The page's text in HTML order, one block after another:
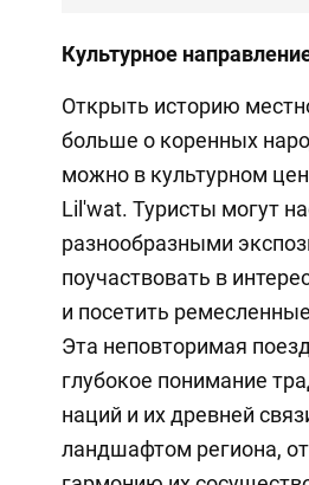
Культурное
Открыть историю
больше о коренных
можно в культурном
Lil'wat. Туристы могут
разнообразными
поучаствовать в
и посетить
Эта неповторимая
глубокое понимание
наций и их древней
ландшафтом региона,